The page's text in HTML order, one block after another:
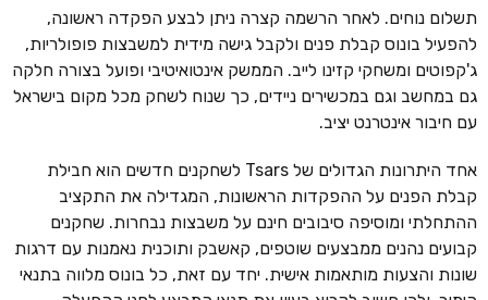
תשלום נוחים. לאחר הרשמה קצרה ניתן לבצע הפקדה ראשונה,
להפעיל בונוס קבלת פנים ולקבל גישה מידית למשבצות פופולריות,
ג'קפוטים ומשחקי קזינו לייב. הממשק אינטואיטיבי ופועל בצורה חלקה
גם במחשב וגם במכשירים ניידים, כך שנוח לשחק מכל מקום בישראל
עם חיבור אינטרנט יציב.
אחד היתרונות הגדולים של Tsars לשחקנים חדשים הוא חבילת
קבלת הפנים על ההפקדות הראשונות, המגדילה את התקציב
ההתחלתי ומוסיפה סיבובים חינם על משבצות נבחרות. שחקנים
קבועים נהנים ממבצעים שוטפים, קאשבק ותוכנית נאמנות עם דרגות
שונות והצעות מותאמות אישית. יחד עם זאת, כל בונוס מלווה בתנאי